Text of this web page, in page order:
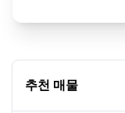
추천 매물